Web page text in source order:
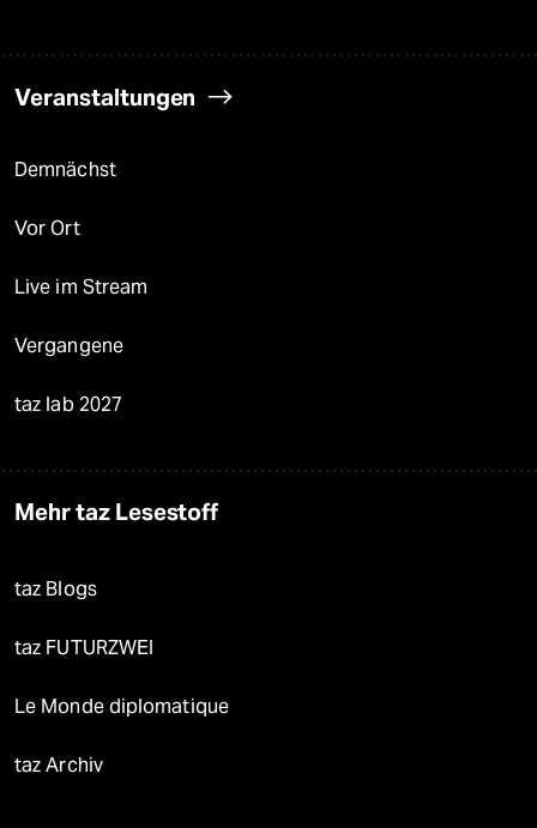
Veranstaltungen
Demnächst
Vor Ort
Live im Stream
Vergangene
taz lab 2027
Mehr taz Lesestoff
taz Blogs
taz FUTURZWEI
Le Monde diplomatique
taz Archiv